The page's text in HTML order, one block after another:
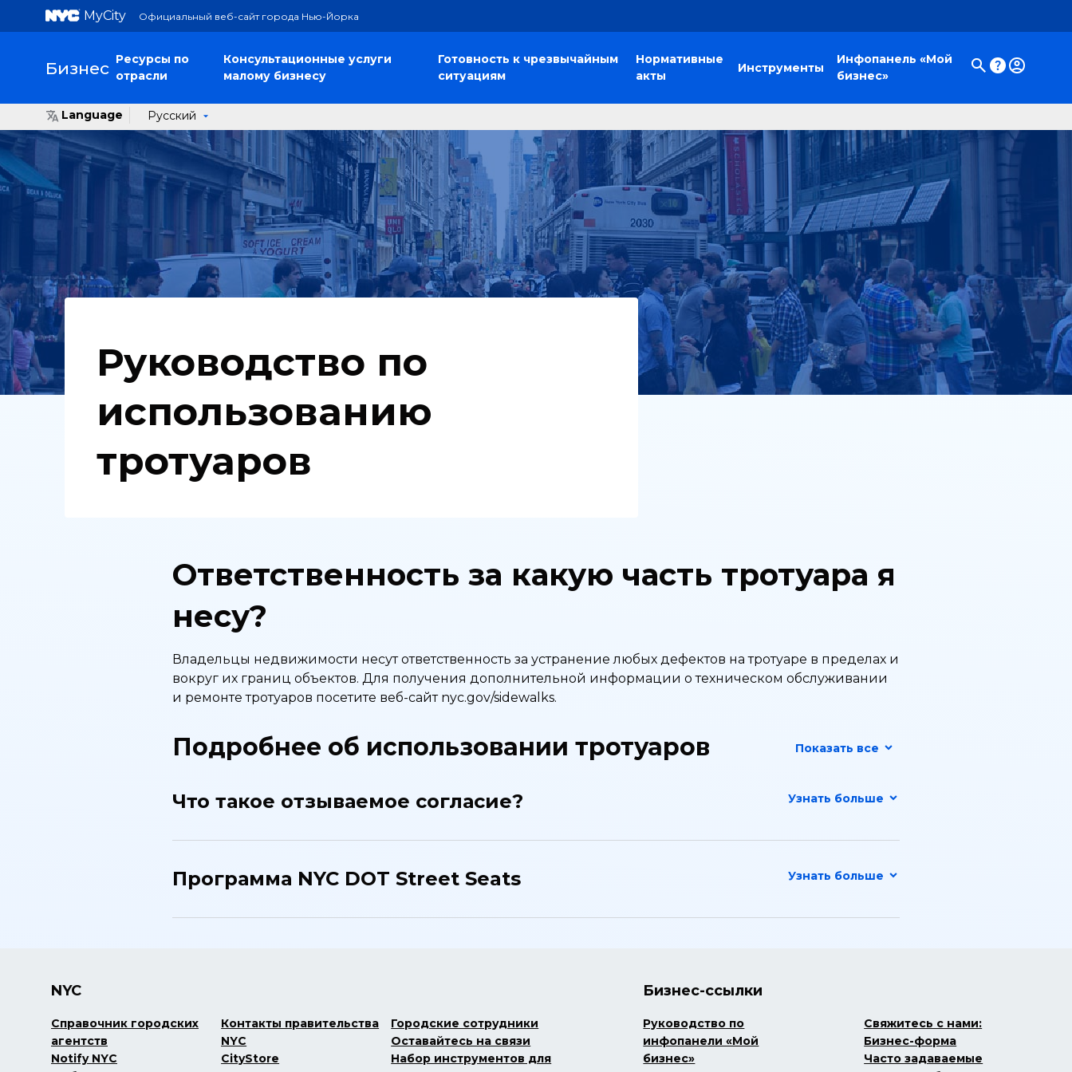
MyCity Официальный веб-сайт города Нью-Йорка
Бизнес Ресурсы по
отрасли
Консультационные услуги
малому бизнесу
Готовность к чрезвычайным
ситуациям
Нормативные
акты
Инструменты
Инфопанель «Мой
бизнес»
Language Русский
Руководство по
использованию
тротуаров
Ответственность за какую часть тротуара я
несу?
Владельцы недвижимости несут ответственность за устранение любых дефектов на тротуаре в пределах и
вокруг их границ объектов. Для получения дополнительной информации о техническом обслуживании
и ремонте тротуаров посетите веб-сайт nyc.gov/sidewalks.
Подробнее об использовании тротуаров Показать все
Что такое отзываемое согласие?
Программа NYC DOT Street Seats
NYC
Справочник городских
агентств
Notify NYC
Контакты правительства
NYC
CityStore
Городские сотрудники
Оставайтесь на связи
Набор инструментов для
Бизнес-ссылки
Руководство по
инфопанели «Мой
бизнес»
Свяжитесь с нами:
Бизнес-форма
Часто задаваемые